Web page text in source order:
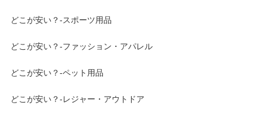
どこが安い？-スポーツ用品
どこが安い？-ファッション・アパレル
どこが安い？-ペット用品
どこが安い？-レジャー・アウトドア